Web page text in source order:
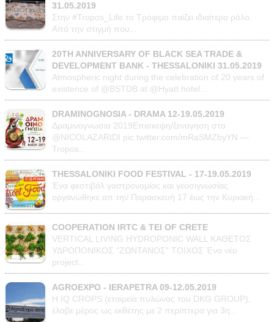
31.05.2019
Στην #Tropos_Life το Τρόφιμο παίζει ιδιαίτερο ρόλο.
Από την στιγμή που...
20TH ANNIVERSARY OF BLACK SEA TRADE &
DEVELOPMENT BANK - THESSALONIKI 31.05.2019
Atmospheric night during the celebration of 20 years of
existence of @BSTDB at @Hyatt hotel...
DRAMINOGNOSIA - DRAMA 12-19.05.2019
Δραμινογνωσια 2019Επισκεψη/ξεναγηση στο
@NICOLAZARIDI pic.twitter.com/mRaSMZbyYN —
Tropos...
THESSALONIKI FOOD FESTIVAL - 17-19.05.2019
Ένα φεστιβάλ γαστρονομίας και γευσιγνωσίας
οργανώθηκε απ την Παρασκευή 17 έως την Κυριακή...
COOPERATION IRTC & TEI OF CRETE
VERTICAL LIVING HYDROPONIC WALL ΚΑΘΕΤΟΣ
ΥΔΡΟΠΟΝΙΚΟΣ "ΖΩΝΤΑΝΟΣ" ΤΟΙΧΟΣ Ένα νέο
project...
AGROEXPO - IERAPETRA 09-12.05.2019
Η IQ CROPS (εταιρεία πυλώνας του DKG GROUP),
έλαβε μέρος ως εκθέτης με 2 περίπτερα για 3η...